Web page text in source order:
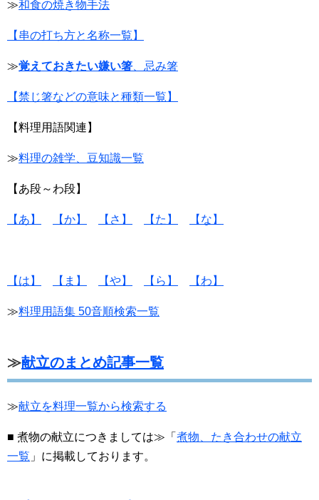
≫和食の焼き物手法
【串の打ち方と名称一覧】
≫覚えておきたい嫌い箸 、忌み箸
【禁じ箸などの意味と種類一覧】
【料理用語関連】
≫料理の雑学、豆知識一覧
【あ段～わ段】
【あ】 【か】 【さ】 【た】 【な】
【は】 【ま】 【や】 【ら】 【わ】
≫料理用語集 50音順検索一覧
≫献立のまとめ記事一覧
≫献立を料理一覧から検索する
■ 煮物の献立につきましては≫「 煮物、たき合わせの献立
一覧 」に掲載しております。